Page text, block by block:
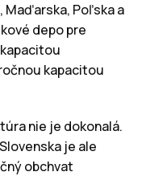
Maďarska, Poľska a
depo pre
kapacitou
nie je dokonalá.
je ale
obchvat